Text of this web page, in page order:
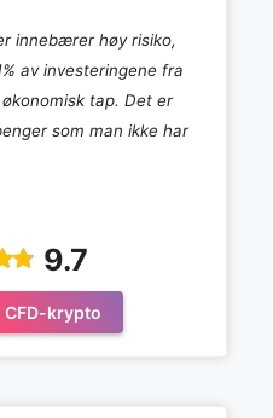
innebærer høy risiko,
av investeringene fra
tap. Det er
som man ikke har
9.7
CFD-krypto